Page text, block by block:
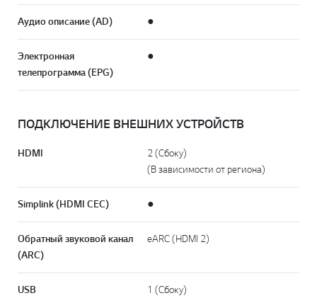
Аудио описание (AD) ●
Электронная
телепрограмма (EPG)
●
ПОДКЛЮЧЕНИЕ ВНЕШНИХ УСТРОЙСТВ
HDMI
2 (Сбоку)
(В зависимости от региона)
Simplink (HDMI CEC) ●
Обратный звуковой канал
(ARC)
eARC (HDMI 2)
USB
1 (Сбоку)